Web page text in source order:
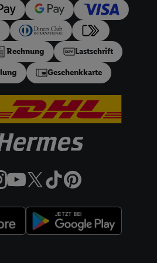
Rechnung Lastschrift
Geschenkkarte
auszuspielen. Hierzu wird von
oben genannten Partner auch Ihre
E-Mail-Adresse in
verarbeitet.
Utiq SA/NV („Utiq“) und
, die Utiq-Technologie
für Sie verfügbar ist.
Utiq Ihre IP-Adresse an Ihren
der IP-Adresse und einer
z.B. Ihrer Mobilfunknummer, eine
und Erkenntnisse über
Lidl-Diensten zu erfassen.
mittels dieser Technologie auch auf
die von Dritten betrieben
dort personalisierte Werbung